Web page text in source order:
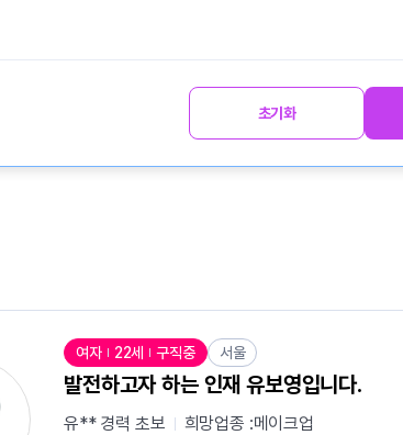
초기화
여자 22세 구직중 서울
발전하고자 하는 인재 유보영입니다.
유** 경력 초보 희망업종 :메이크업